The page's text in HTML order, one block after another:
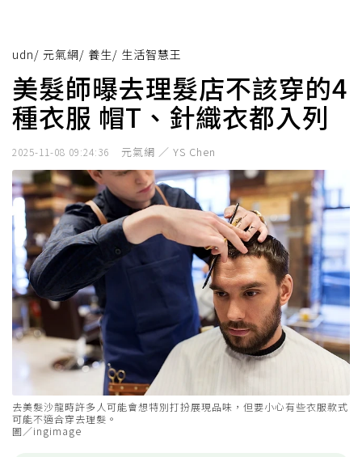
udn/ 元氣網/ 養生/ 生活智慧王
美髮師曝去理髮店不該穿的4
種衣服 帽T、針織衣都入列
2025-11-08 09:24:36 元氣網 ／ YS Chen
去美髮沙龍時許多人可能會想特別打扮展現品味，但要小心有些衣服款式
可能不適合穿去理髮。
圖／ingimage